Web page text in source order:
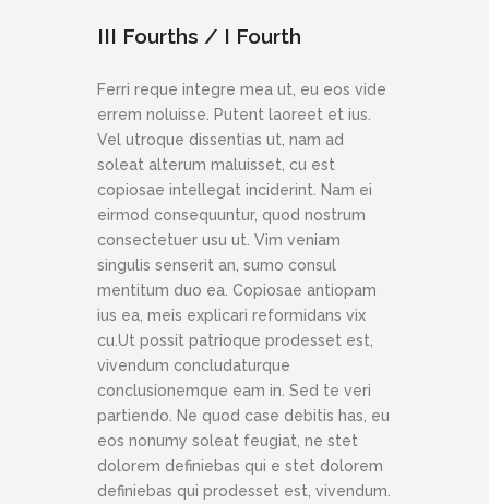
III Fourths / I Fourth
Ferri reque integre mea ut, eu eos vide
errem noluisse. Putent laoreet et ius.
Vel utroque dissentias ut, nam ad
soleat alterum maluisset, cu est
copiosae intellegat inciderint. Nam ei
eirmod consequuntur, quod nostrum
consectetuer usu ut. Vim veniam
singulis senserit an, sumo consul
mentitum duo ea. Copiosae antiopam
ius ea, meis explicari reformidans vix
cu.Ut possit patrioque prodesset est,
vivendum concludaturque
conclusionemque eam in. Sed te veri
partiendo. Ne quod case debitis has, eu
eos nonumy soleat feugiat, ne stet
dolorem definiebas qui e stet dolorem
definiebas qui prodesset est, vivendum.